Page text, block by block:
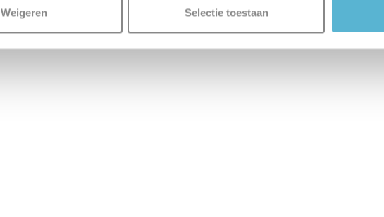
Weigeren Selectie toestaan